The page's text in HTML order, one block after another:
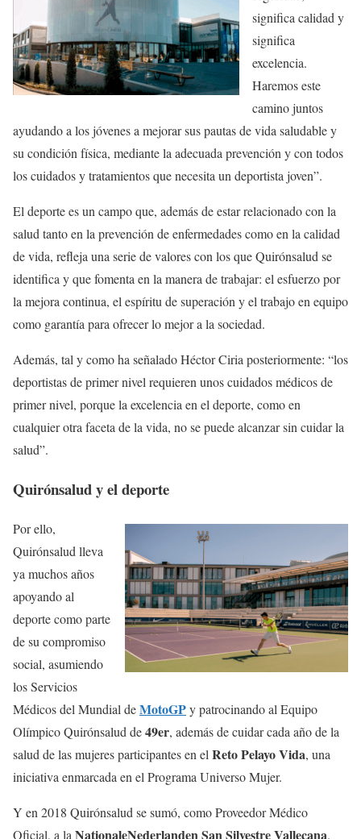
significa calidad y
significa
excelencia.
Haremos este
camino juntos
ayudando a los jóvenes a mejorar sus pautas de vida saludable y
su condición física, mediante la adecuada prevención y con todos
los cuidados y tratamientos que necesita un deportista joven”.
El deporte es un campo que, además de estar relacionado con la
salud tanto en la prevención de enfermedades como en la calidad
de vida, refleja una serie de valores con los que Quirónsalud se
identifica y que fomenta en la manera de trabajar: el esfuerzo por
la mejora continua, el espíritu de superación y el trabajo en equipo
como garantía para ofrecer lo mejor a la sociedad.
Además, tal y como ha señalado Héctor Ciria posteriormente: “los
deportistas de primer nivel requieren unos cuidados médicos de
primer nivel, porque la excelencia en el deporte, como en
cualquier otra faceta de la vida, no se puede alcanzar sin cuidar la
salud”.
Quirónsalud y el deporte
Por ello,
Quirónsalud lleva
ya muchos años
apoyando al
deporte como parte
de su compromiso
social, asumiendo
los Servicios
Médicos del Mundial deMotoGPy patrocinando al Equipo
Olímpico Quirónsalud de49er, además de cuidar cada año de la
salud de las mujeres participantes en el Reto Pelayo Vida, una
iniciativa enmarcada en el Programa Universo Mujer.
Y en 2018 Quirónsalud se sumó, como Proveedor Médico
Oficial, a la NationaleNederlanden San Silvestre Vallecana.